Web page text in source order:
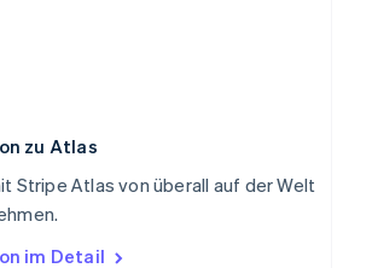
zu Atlas
Stripe Atlas von überall auf der Welt
im Detail
Republik